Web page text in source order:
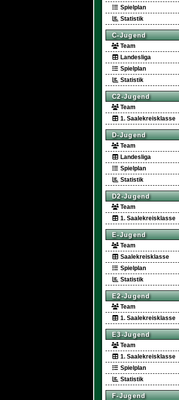
Spielplan
Statistik
C-Jugend
Team
Landesliga
Spielplan
Statistik
C2-Jugend
Team
1. Saalekreisklasse
D-Jugend
Team
Landesliga
Spielplan
Statistik
D2-Jugend
Team
1. Saalekreisklasse
E-Jugend
Team
Saalekreisklasse
Spielplan
Statistik
E2-Jugend
Team
1. Saalekreisklasse
E3-Jugend
Team
1. Saalekreisklasse
Spielplan
Statistik
F-Jugend